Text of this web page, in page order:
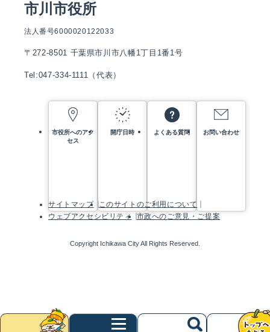
市川市役所
法人番号6000020122033
〒272-8501 千葉県市川市八幡1丁目1番1号
Tel:047-334-1111（代表）
市役所へのアク
セス
開庁日時 よくある質問 お問い合わせ
サイトマップ
このサイトのご利用について
ウェブアクセシビリティ
市政へのご意見・ご提案
Copyright Ichikawa City All Rights Reserved.